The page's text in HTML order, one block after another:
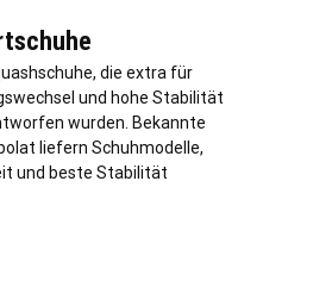
die extra für
und hohe Stabilität
wurden. Bekannte
liefern Schuhmodelle,
und beste Stabilität